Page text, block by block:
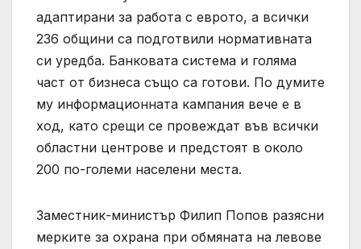
адаптирани за работа с еврото, а всички
236 общини са подготвили нормативната
си уредба. Банковата система и голяма
част от бизнеса също са готови. По думите
му информационната кампания вече е в
ход, като срещи се провеждат във всички
областни центрове и предстоят в около
200 по-големи населени места.
Заместник-министър Филип Попов разясни
мерките за охрана при обмяната на левове